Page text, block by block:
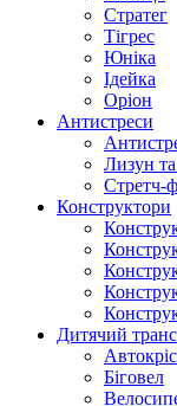
Стратег
Тігрес
Юніка
Ідейка
Оріон
Антистреси
Лизун
Стретч-
Конструктори
Дитячий
Біговел